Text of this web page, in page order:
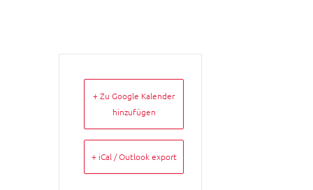
+ Zu Google Kalender
hinzufügen
+ iCal / Outlook export